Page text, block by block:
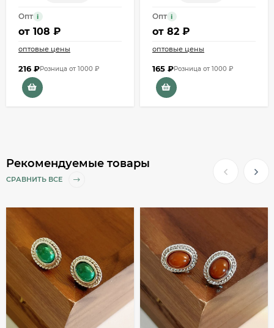
Опт i
от 108 ₽
оптовые цены
216 ₽Розница от 1000 ₽
Опт i
от 82 ₽
оптовые цены
165 ₽Розница от 1000 ₽
Рекомендуемые товары
СРАВНИТЬ ВСЕ